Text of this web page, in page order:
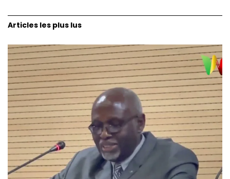
Articles les plus lus